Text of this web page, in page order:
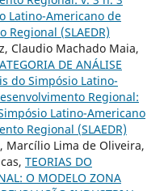
Latino-Americano de
Regional (SLAEDR)
Claudio Machado Maia,
DE ANÁLISE
do Simpósio Latino-
Regional:
Latino-Americano
Regional (SLAEDR)
Marcílio Lima de Oliveira,
TEORIAS DO
O MODELO ZONA